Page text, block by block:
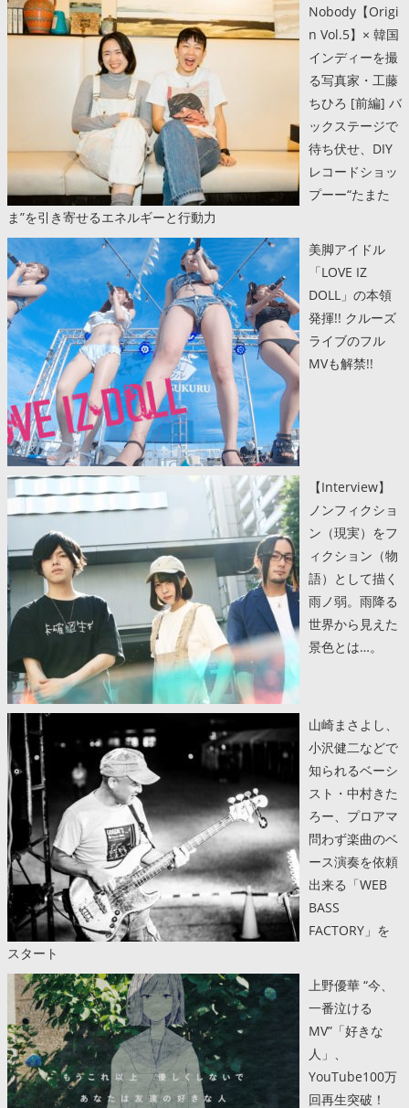
Nobody【Origi
n Vol.5】× 韓国
インディーを撮
る写真家・工藤
ちひろ [前編] バ
ックステージで
待ち伏せ、DIY
レコードショッ
プーー“たまた
ま”を引き寄せるエネルギーと行動力
美脚アイドル
「LOVE IZ
DOLL」の本領
発揮!! クルーズ
ライブのフル
MVも解禁!!
【Interview】
ノンフィクショ
ン（現実）をフ
ィクション（物
語）として描く
雨ノ弱。雨降る
世界から見えた
景色とは…。
山崎まさよし、
小沢健二などで
知られるベーシ
スト・中村きた
ろー、プロアマ
問わず楽曲のベ
ース演奏を依頼
出来る「WEB
BASS
FACTORY」を
スタート
上野優華 “今、
一番泣ける
MV”「好きな
人」、
YouTube100万
回再生突破！